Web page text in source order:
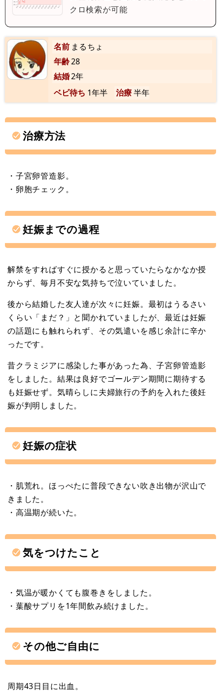
クロ検索が可能
名前 まるちょ
年齢28
結婚2年
ベビ待ち 1年半 治療半年
治療方法
・子宮卵管造影。
・卵胞チェック。
妊娠までの過程
解禁をすればすぐに授かると思っていたらなかなか授
からず、毎月不安な気持ちで泣いていました。
後から結婚した友人達が次々に妊娠。最初はうるさい
くらい「まだ？」と聞かれていましたが、最近は妊娠
の話題にも触れられず、その気遣いを感じ余計に辛か
ったです。
昔クラミジアに感染した事があった為、子宮卵管造影
をしました。結果は良好でゴールデン期間に期待する
も妊娠せず。気晴らしに夫婦旅行の予約を入れた後妊
娠が判明しました。
妊娠の症状
・肌荒れ。ほっぺたに普段できない吹き出物が沢山で
きました。
・高温期が続いた。
気をつけたこと
・気温が暖かくても腹巻きをしました。
・葉酸サプリを1年間飲み続けました。
その他ご自由に
周期43日目に出血。